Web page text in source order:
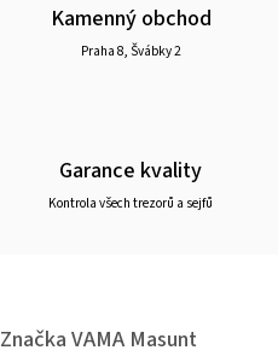
Kamenný obchod
Praha 8, Švábky 2
Garance kvality
Kontrola všech trezorů a sejfů
ZnačkaVAMA Masunt